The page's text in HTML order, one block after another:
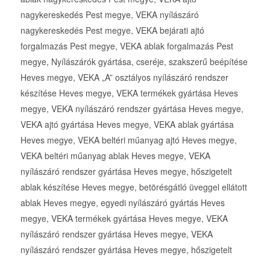
nagykereskedés Pest megye, VEKA nyílászáró
nagykereskedés Pest megye, VEKA bejárati ajtó
forgalmazás Pest megye, VEKA ablak forgalmazás Pest
megye, Nyílászárók gyártása, cseréje, szakszerű beépítése
Heves megye, VEKA „A” osztályos nyílászáró rendszer
készítése Heves megye, VEKA termékek gyártása Heves
megye, VEKA nyílászáró rendszer gyártása Heves megye,
VEKA ajtó gyártása Heves megye, VEKA ablak gyártása
Heves megye, VEKA beltéri műanyag ajtó Heves megye,
VEKA beltéri műanyag ablak Heves megye, VEKA
nyílászáró rendszer gyártása Heves megye, hőszigetelt
ablak készítése Heves megye, betörésgátló üveggel ellátott
ablak Heves megye, egyedi nyílászáró gyártás Heves
megye, VEKA termékek gyártása Heves megye, VEKA
nyílászáró rendszer gyártása Heves megye, VEKA
nyílászáró rendszer gyártása Heves megye, hőszigetelt